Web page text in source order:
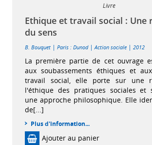
Livre
Ethique et travail social : Une
du sens
B. Bouquet | Paris : Dunod|Action sociale | 2012
La première partie de cet ouvrage
aux soubassements éthiques et
travail social, elle porte sur une
l'éthique des pratiques sociales et
une approche philosophique. Elle
de[...]
Plus d'information...
Ajouter au panier